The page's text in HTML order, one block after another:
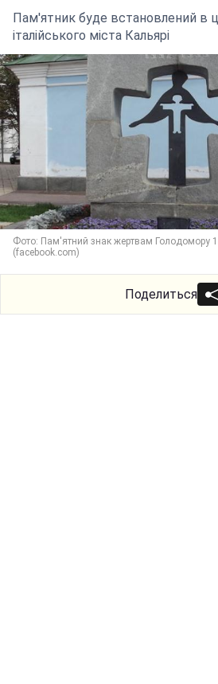
Пам'ятник буде встановлений в
італійського міста Кальярі
Фото: Пам'ятний знак жертвам Голодомору
(facebook.com)
Поделиться